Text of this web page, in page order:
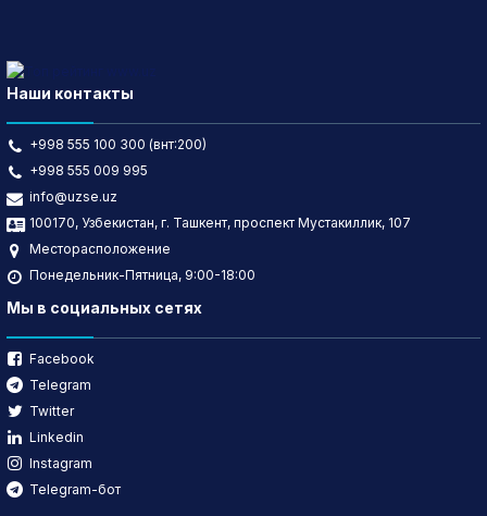
Наши контакты
+998 555 100 300 (внт:200)
+998 555 009 995
info@uzse.uz
100170, Узбекистан, г. Ташкент, проспект Мустакиллик, 107
Месторасположение
Понедельник-Пятница, 9:00-18:00
Мы в социальных сетях
Facebook
Telegram
Twitter
Linkedin
Instagram
Telegram-бот